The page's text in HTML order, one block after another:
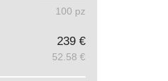
100 pz
239 €
52.58 €